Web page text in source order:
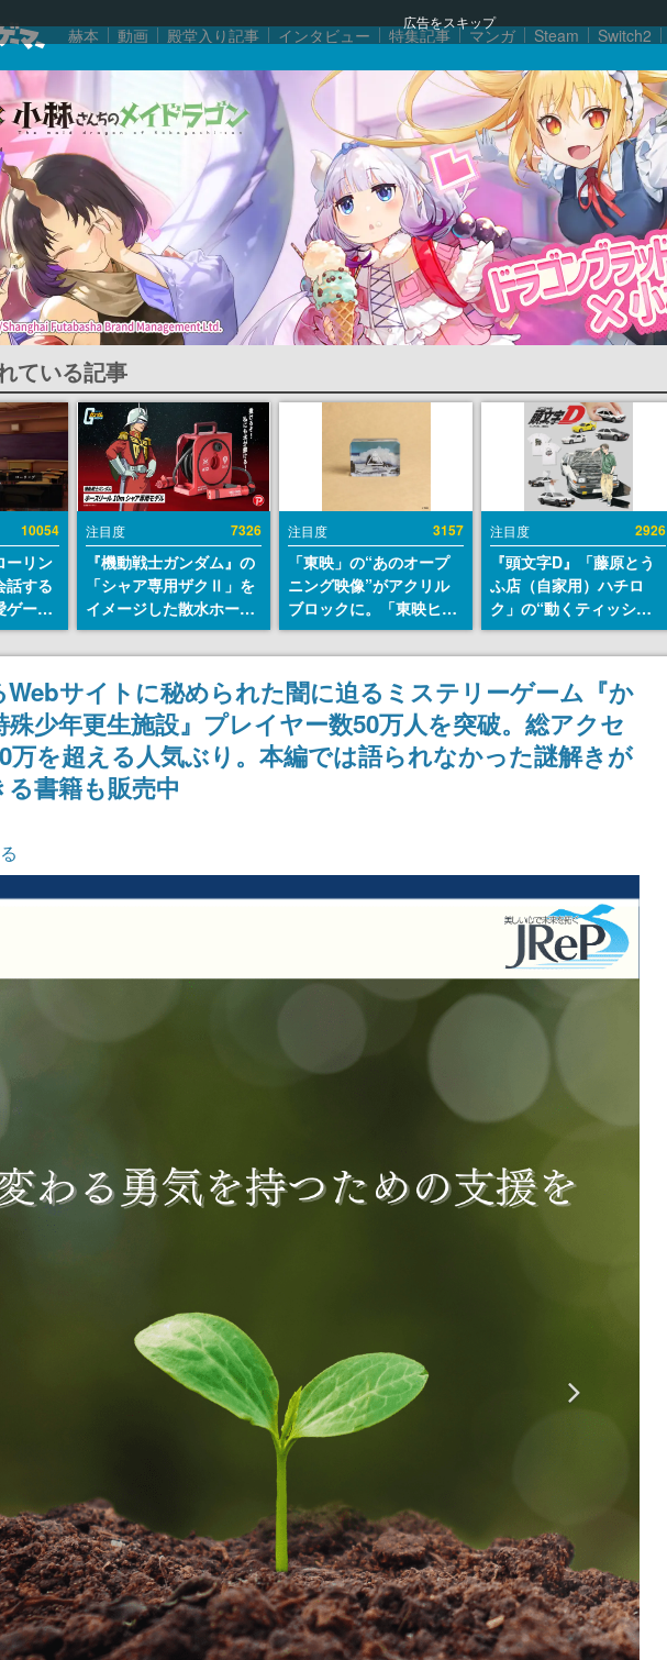
広告をスキップ
赫本 動画 殿堂入り記事 インタビュー 特集記事 マンガ Steam Switch2
ている記事
10054
ーリン
話する
ゲーム
ウルラ
返事に
注目度 7326
『機動戦士ガンダム』の
「シャア専用ザクⅡ」を
イメージした散水ホース
リールが予約開始。本体
にはシャアのパーソナル
マークやジオン公国軍の
エンブレム、型式番号な
どを配置
注目度 3157
「東映」の“あのオープ
ニング映像”がアクリル
ブロックに。「東映ヒス
トリカル グッズコレクシ
ョン」が8月下旬より発
売
注目度 2926
『頭文字D』「藤原とう
ふ店（自家用）ハチロ
ク」の“動くティッシュ
ケース”が買えるポップ
アップショップが開催
へ。マンガの舞台である
群馬の「イオンモール高
崎」にて、8月11日から8
月20日までの期間限定で
開催予定
Webサイトに秘められた闇に迫るミステリーゲーム『か
殊少年更生施設』プレイヤー数50万人を突破。総アクセ
万を超える人気ぶり。本編では語られなかった謎解きが
書籍も販売中